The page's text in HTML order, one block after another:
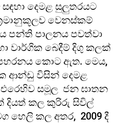
සඳහා දෙමළ සුලුතරයට
වෙනස්කම්
පන්ති පාලනය පවත්වා
වාර්ගික බෙදීම් දිගු කලක්
කොට ඇත. මෙය,
ආන්ඩු විසින් දෙමළ
සමූල ජන ඝාතන
දියත් කල කුරිරු සිවිල්
හෙලි කල අතර, 2009 දී